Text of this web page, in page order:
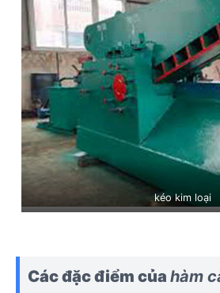
kéo kim loại
Các đặc điểm của hàm